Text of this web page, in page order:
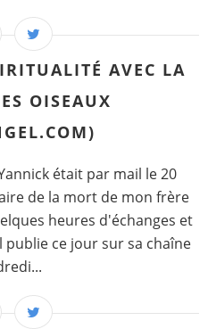
AVEC LA
OISEAUX
était par mail le 20
de la mort de mon frère
heures d'échanges et
ce jour sur sa chaîne